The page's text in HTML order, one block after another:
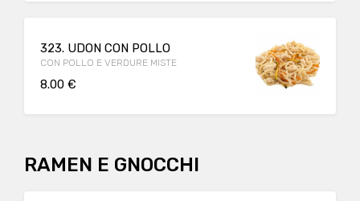
323. UDON CON POLLO
CON POLLO E VERDURE MISTE
8.00 €
RAMEN E GNOCCHI